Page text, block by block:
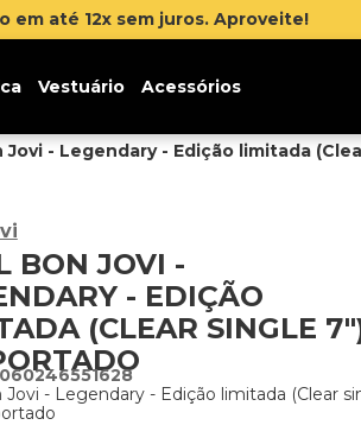
em até 12x sem juros. Aproveite!
Vestuário Acessórios
Jovi - Legendary - Edição limitada
BON JOVI -
- EDIÇÃO
(CLEAR SINGLE
Jovi - Legendary - Edição limitada (Clear